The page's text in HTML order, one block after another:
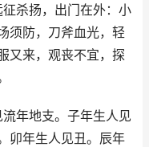
杀扬，出门在外：小
须防，刀斧血光，轻
又来，观丧不宜，探
年地支。子年生人见
卯年生人见丑。辰年